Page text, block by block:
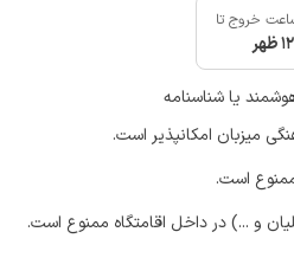
خروج تا
12 ظهر
یا شناسنامه
میزبان امکانپذیر است.
است.
و ...) در داخل اقامتگاه ممنوع است.